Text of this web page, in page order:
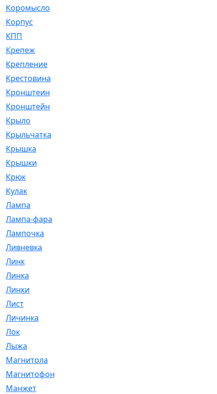
Коромысло
Корпус
КПП
Крепеж
Крепление
Крестовина
Кронштеин
Кронштейн
Крыло
Крыльчатка
Крышка
Крышки
Крюк
Кулак
Лампа
Лампа-фара
Лампочка
Ливневка
Линк
Линка
Линки
Лист
Личинка
Лок
Лыжа
Магнитола
Магнитофон
Манжет